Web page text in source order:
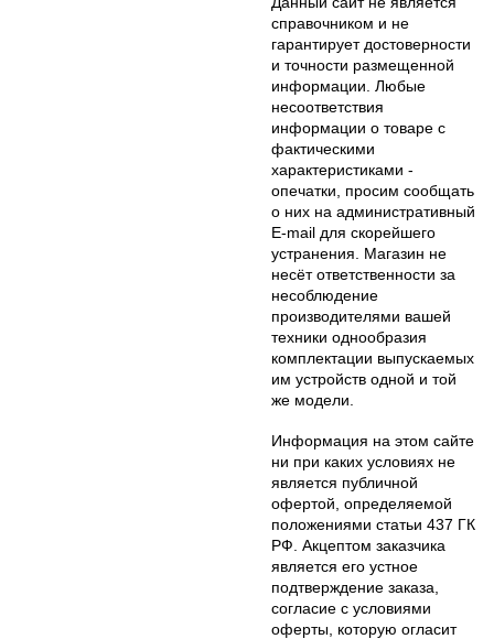
справочником и не
гарантирует достоверности
и точности размещенной
информации. Любые
несоответствия
информации о товаре с
фактическими
характеристиками -
опечатки, просим сообщать
о них на административный
E-mail для скорейшего
устранения. Магазин не
несёт ответственности за
несоблюдение
производителями вашей
техники однообразия
комплектации выпускаемых
им устройств одной и той
же модели.
Информация на этом сайте
ни при каких условиях не
является публичной
офертой, определяемой
положениями статьи 437 ГК
РФ. Акцептом заказчика
является его устное
подтверждение заказа,
согласие с условиями
оферты, которую огласит